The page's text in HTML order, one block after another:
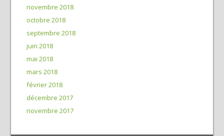
novembre 2018
octobre 2018
septembre 2018
juin 2018
mai 2018
mars 2018
février 2018
décembre 2017
novembre 2017